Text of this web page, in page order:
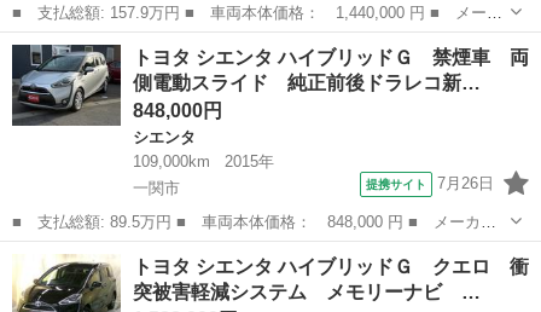
■ 支払総額: 157.9万円 ■ 車両本体価格： 1,440,000 円 ■ メーカ
ー名： トヨタ ■ 車種名： シエンタ ■ グレード名： Ｇ クエ
ロ ４ＷＤ 衝突軽減ブレーキ 両側パワースライドドア 社外１５
インチア...
岩手 一関市 シエンタ
トヨタ シエンタ ハイブリッドＧ 禁煙車 両
側電動スライド 純正前後ドラレコ新…
848,000円
シエンタ
109,000km
2015年
一関市
提携サイト 7月26日
■ 支払総額: 89.5万円 ■ 車両本体価格： 848,000 円 ■ メーカー
名： トヨタ ■ 車種名： シエンタ ■ グレード名： ハイブリッ
ドＧ 禁煙車 両側電動スライド 純正前後ドラレコ新品ステアリン
グ 新品タイ...
岩手 一関市 シエンタ
トヨタ シエンタ ハイブリッドＧ クエロ 衝
突被害軽減システム メモリーナビ …